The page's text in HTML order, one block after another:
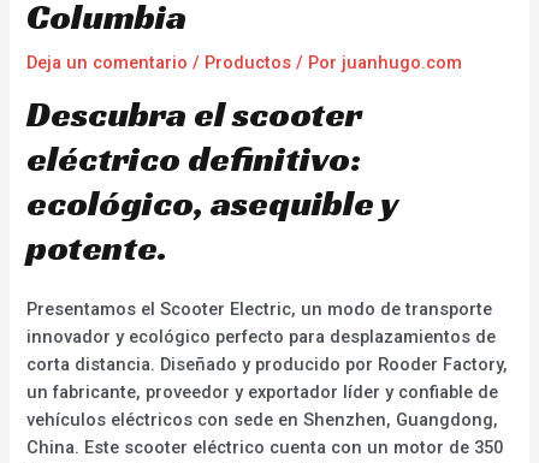
Columbia
Deja un comentario / Productos / Por juanhugo.com
Descubra el scooter
eléctrico definitivo:
ecológico, asequible y
potente.
Presentamos el Scooter Electric, un modo de transporte
innovador y ecológico perfecto para desplazamientos de
corta distancia. Diseñado y producido por Rooder Factory,
un fabricante, proveedor y exportador líder y confiable de
vehículos eléctricos con sede en Shenzhen, Guangdong,
China. Este scooter eléctrico cuenta con un motor de 350